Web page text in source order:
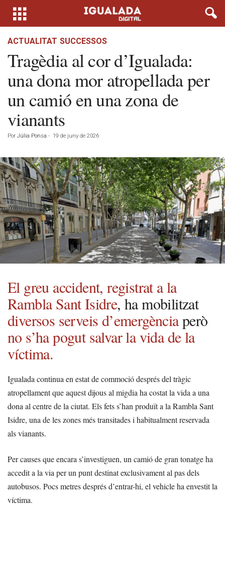
ACTUALITAT SUCCESSOS
Tragèdia al cor d’Igualada:
una dona mor atropellada per
un camió en una zona de
vianants
Por Júlia Ponsa - 19 de juny de 2026
El greu accident, registrat a la
Rambla Sant Isidre, ha mobilitzat
diversos serveis d’emergènciaperò
no s’ha pogut salvar la vida de la
víctima.
Igualada continua en estat de commoció després del tràgic
atropellament que aquest dijous al migdia ha costat la vida a una
dona al centre de la ciutat. Els fets s’han produït a la Rambla Sant
Isidre, una de les zones més transitades i habitualment reservada
als vianants.
Per causes que encara s’investiguen, un camió de gran tonatge ha
accedit a la via per un punt destinat exclusivament al pas dels
autobusos. Pocs metres després d’entrar-hi, el vehicle ha envestit la
víctima.